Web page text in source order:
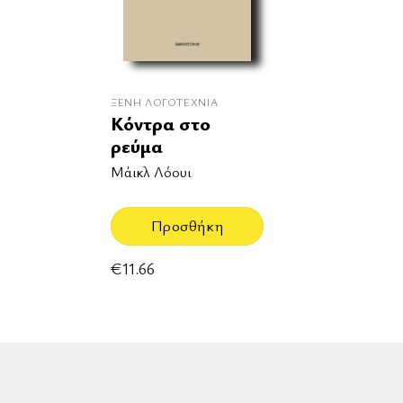
ΞΈΝΗ ΛΟΓΟΤΕΧΝΊΑ
Κόντρα στο
ρεύμα
Μάικλ Λόουι
Προσθήκη
€11.66